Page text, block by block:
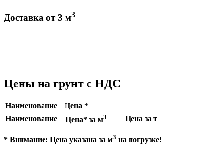
Доставка от 3 м3
Цены на грунт с НДС
Наименование
Цена *
Наименование
Цена* за м3 Цена за т
* Внимание: Цена указана за м3 на погрузке!